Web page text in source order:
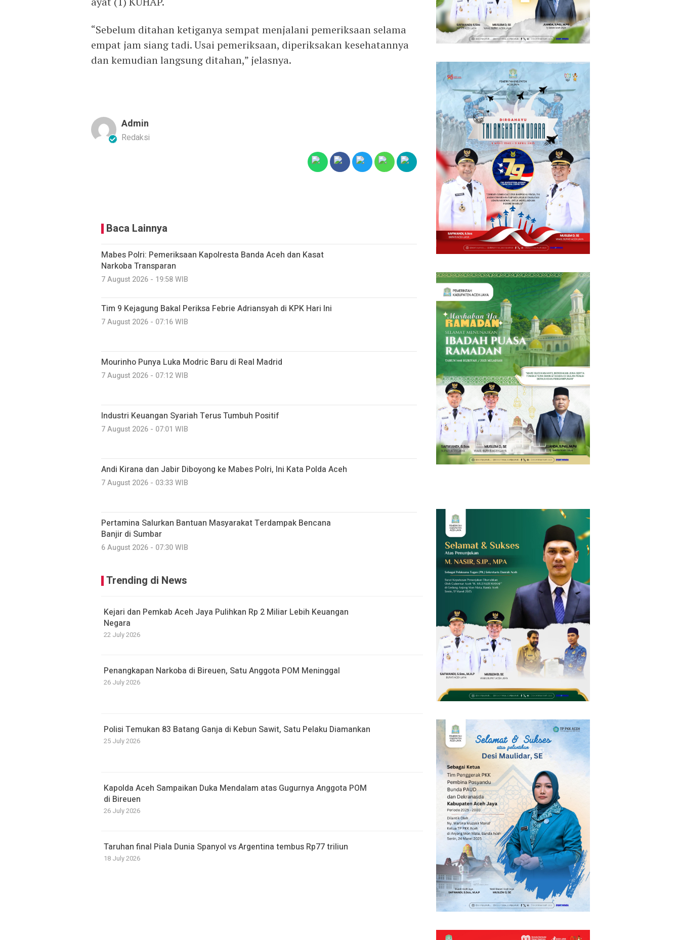
“Sebelum ditahan ketiganya sempat menjalani pemeriksaan selama
empat jam siang tadi. Usai pemeriksaan, diperiksakan kesehatannya
dan kemudian langsung ditahan,” jelasnya.
Admin
Redaksi
Baca Lainnya
Mabes Polri: Pemeriksaan Kapolresta Banda Aceh dan Kasat
Narkoba Transparan
7 August 2026 - 19:58 WIB
Tim 9 Kejagung Bakal Periksa Febrie Adriansyah di KPK Hari Ini
7 August 2026 - 07:16 WIB
Mourinho Punya Luka Modric Baru di Real Madrid
7 August 2026 - 07:12 WIB
Industri Keuangan Syariah Terus Tumbuh Positif
7 August 2026 - 07:01 WIB
Andi Kirana dan Jabir Diboyong ke Mabes Polri, Ini Kata Polda Aceh
7 August 2026 - 03:33 WIB
Pertamina Salurkan Bantuan Masyarakat Terdampak Bencana
Banjir di Sumbar
6 August 2026 - 07:30 WIB
Trending di News
Kejari dan Pemkab Aceh Jaya Pulihkan Rp 2 Miliar Lebih Keuangan
Negara
22 July 2026
Penangkapan Narkoba di Bireuen, Satu Anggota POM Meninggal
26 July 2026
Polisi Temukan 83 Batang Ganja di Kebun Sawit, Satu Pelaku Diamankan
25 July 2026
Kapolda Aceh Sampaikan Duka Mendalam atas Gugurnya Anggota POM
di Bireuen
26 July 2026
Taruhan final Piala Dunia Spanyol vs Argentina tembus Rp77 triliun
18 July 2026